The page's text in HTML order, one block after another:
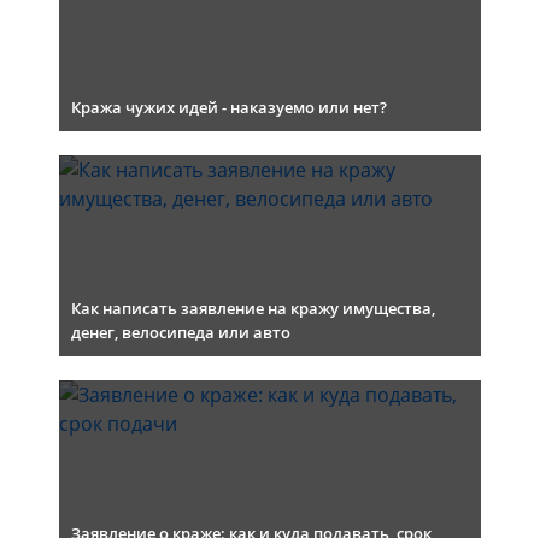
Кража чужих идей - наказуемо или нет?
Как написать заявление на кражу имущества,
денег, велосипеда или авто
Заявление о краже: как и куда подавать, срок